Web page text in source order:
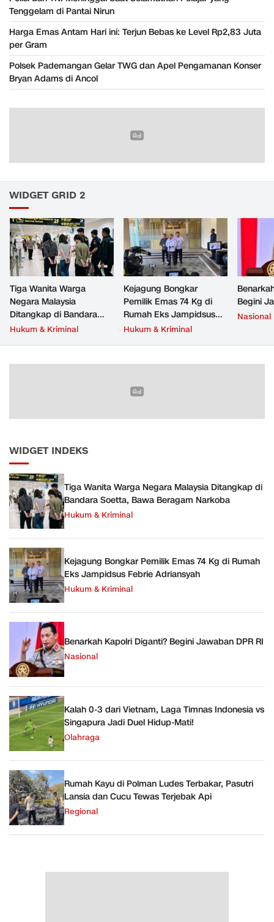
Tenggelam di Pantai Nirun
Harga Emas Antam Hari ini: Terjun Bebas ke Level Rp2,83 Juta
per Gram
Polsek Pademangan Gelar TWG dan Apel Pengamanan Konser
Bryan Adams di Ancol
WIDGET GRID 2
Tiga Wanita Warga
Negara Malaysia
Ditangkap di Bandara
Soetta, Bawa Beragam
Hukum & Kriminal
Kejagung Bongkar
Pemilik Emas 74 Kg di
Rumah Eks Jampidsus
Febrie Adriansyah
Hukum & Kriminal
Begini
Nasional
WIDGET INDEKS
Tiga Wanita Warga Negara Malaysia Ditangkap di
Bandara Soetta, Bawa Beragam Narkoba
Hukum & Kriminal
Kejagung Bongkar Pemilik Emas 74 Kg di Rumah
Eks Jampidsus Febrie Adriansyah
Hukum & Kriminal
Benarkah Kapolri Diganti? Begini Jawaban DPR RI
Nasional
Kalah 0-3 dari Vietnam, Laga Timnas Indonesia vs
Singapura Jadi Duel Hidup-Mati!
Olahraga
Rumah Kayu di Polman Ludes Terbakar, Pasutri
Lansia dan Cucu Tewas Terjebak Api
Regional